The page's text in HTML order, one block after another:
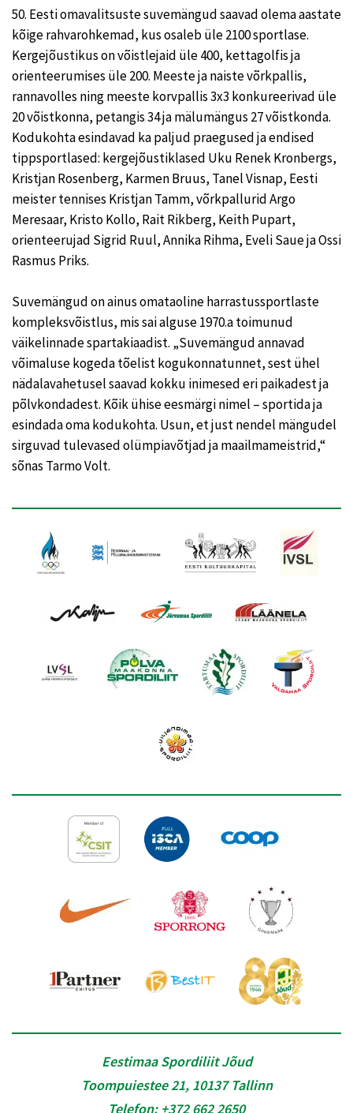
50. Eesti omavalitsuste suvemängud saavad olema aastate
kõige rahvarohkemad, kus osaleb üle 2100 sportlase.
Kergejõustikus on võistlejaid üle 400, kettagolfis ja
orienteerumises üle 200. Meeste ja naiste võrkpallis,
rannavolles ning meeste korvpallis 3x3 konkureerivad üle
20 võistkonna, petangis 34 ja mälumängus 27 võistkonda.
Kodukohta esindavad ka paljud praegused ja endised
tippsportlased: kergejõustiklased Uku Renek Kronbergs,
Kristjan Rosenberg, Karmen Bruus, Tanel Visnap, Eesti
meister tennises Kristjan Tamm, võrkpallurid Argo
Meresaar, Kristo Kollo, Rait Rikberg, Keith Pupart,
orienteerujad Sigrid Ruul, Annika Rihma, Eveli Saue ja Ossi
Rasmus Priks.
Suvemängud on ainus omataoline harrastussportlaste
kompleksvõistlus, mis sai alguse 1970.a toimunud
väikelinnade spartakiaadist. „Suvemängud annavad
võimaluse kogeda tõelist kogukonnatunnet, sest ühel
nädalavahetusel saavad kokku inimesed eri paikadest ja
põlvkondadest. Kõik ühise eesmärgi nimel – sportida ja
esindada oma kodukohta. Usun, et just nendel mängudel
sirguvad tulevased olümpiavõtjad ja maailmameistrid,“
sõnas Tarmo Volt.
Eestimaa Spordiliit Jõud
Toompuiestee 21, 10137 Tallinn
Telefon: +372 662 2650